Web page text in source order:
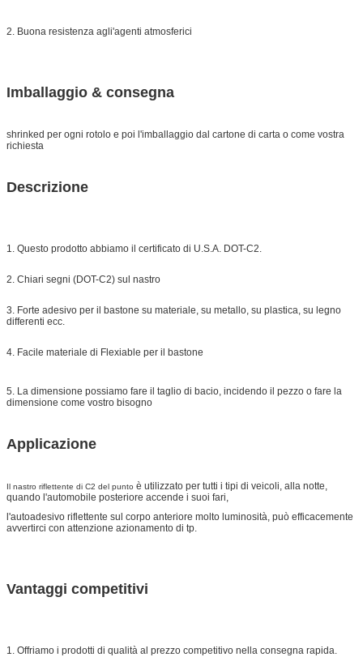
2. Buona resistenza agli'agenti atmosferici
Imballaggio & consegna
shrinked per ogni rotolo e poi l'imballaggio dal cartone di carta o come vostra
richiesta
Descrizione
1. Questo prodotto abbiamo il certificato di U.S.A. DOT-C2.
2. Chiari segni (DOT-C2) sul nastro
3. Forte adesivo per il bastone su materiale, su metallo, su plastica, su legno
differenti ecc.
4. Facile materiale di Flexiable per il bastone
5. La dimensione possiamo fare il taglio di bacio, incidendo il pezzo o fare la
dimensione come vostro bisogno
Applicazione
Il nastro riflettente di C2 del punto è utilizzato per tutti i tipi di veicoli, alla notte,
quando l'automobile posteriore accende i suoi fari,
l'autoadesivo riflettente sul corpo anteriore molto luminosità, può efficacemente
avvertirci con attenzione azionamento di tp.
Vantaggi competitivi
1. Offriamo i prodotti di qualità al prezzo competitivo nella consegna rapida.